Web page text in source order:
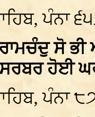
ਪੰਨਾ
ਰਾਮਚੰਦੁ ਸੋ
ਸਰਬਰ ਹੋਈ
ਪੰਨਾ